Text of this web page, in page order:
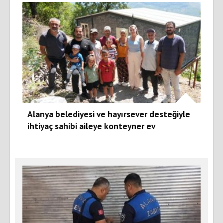
Alanya belediyesi ve hayırsever desteğiyle
ihtiyaç sahibi aileye konteyner ev